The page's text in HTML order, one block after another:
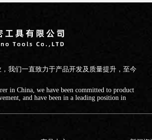
我们一直致力于产品开发及质量提升，至今
in China, we have been committed to product
and have been in a leading position in